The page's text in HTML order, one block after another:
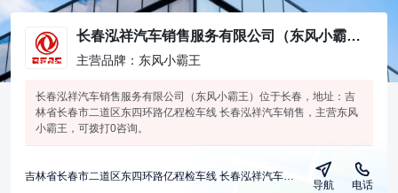
长春泓祥汽车销售服务有限公司（东风小霸王）
主营品牌：东风小霸王
长春泓祥汽车销售服务有限公司（东风小霸王）位于长春，地址：吉
林省长春市二道区东四环路亿程检车线 长春泓祥汽车销售，主营东风
小霸王，可拨打0咨询。
吉林省长春市二道区东四环路亿程检车线 长春泓祥汽车销售
导航 电话